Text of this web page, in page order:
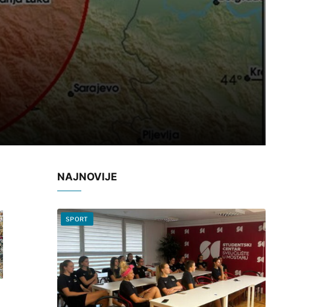
NAJNOVIJE
SPORT